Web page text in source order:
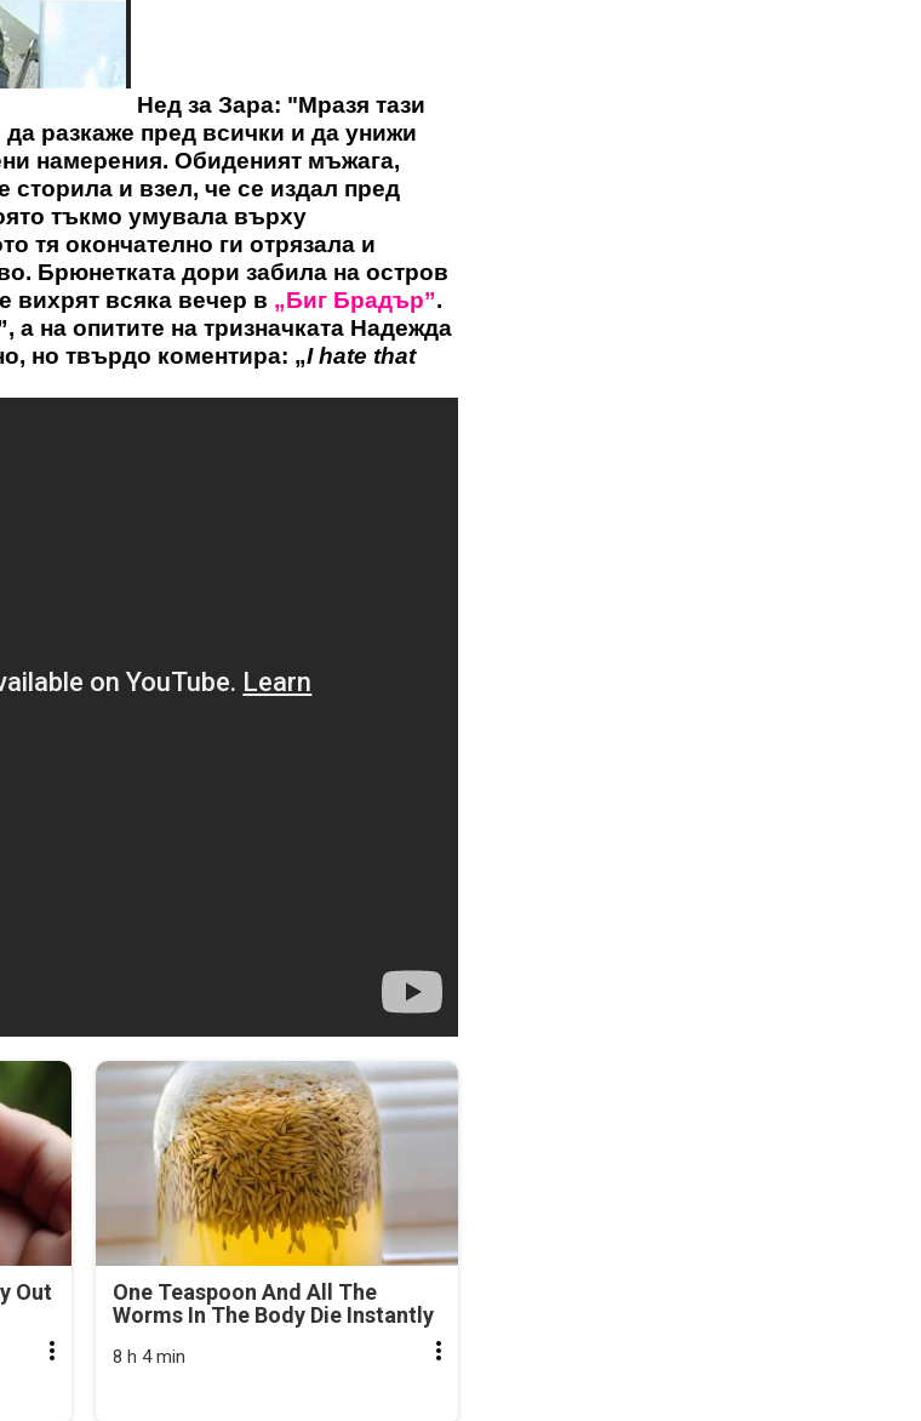
Нед за Зара: "Мразя тази
разкаже пред всички и да унижи
намерения. Обиденият мъжага,
сторила и взел, че се издал пред
тъкмо умувала върху
тя окончателно ги отрязала и
Брюнетката дори забила на остров
вихрят всяка вечер в „Биг Брадър”.
а на опитите на тризначката Надежда
но твърдо коментира: „I hate that
Out
One Teaspoon And All The
Worms In The Body Die Instantly
8 h 4 min